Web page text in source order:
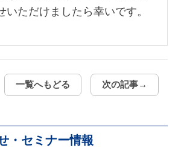
いただけましたら幸いです。
一覧へもどる 次の記事→
・セミナー情報